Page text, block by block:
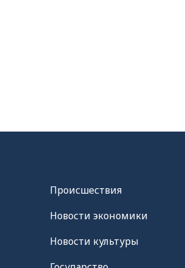
Происшествия
Новости экономики
Новости культуры